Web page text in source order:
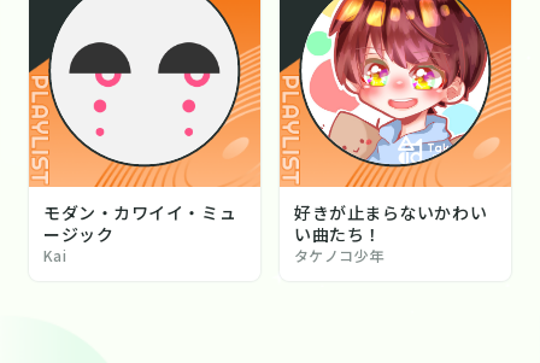
モダン・カワイイ・ミュ
ージック
Kai
好きが止まらないかわい
い曲たち！
タケノコ少年